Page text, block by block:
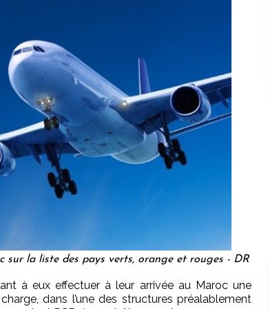
sur la liste des pays verts, orange et rouges - DR
à eux effectuer à leur arrivée au Maroc une
dans l’une des structures préalablement